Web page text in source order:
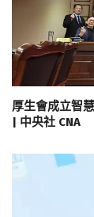
厚生會成立智
| 中央社 CNA